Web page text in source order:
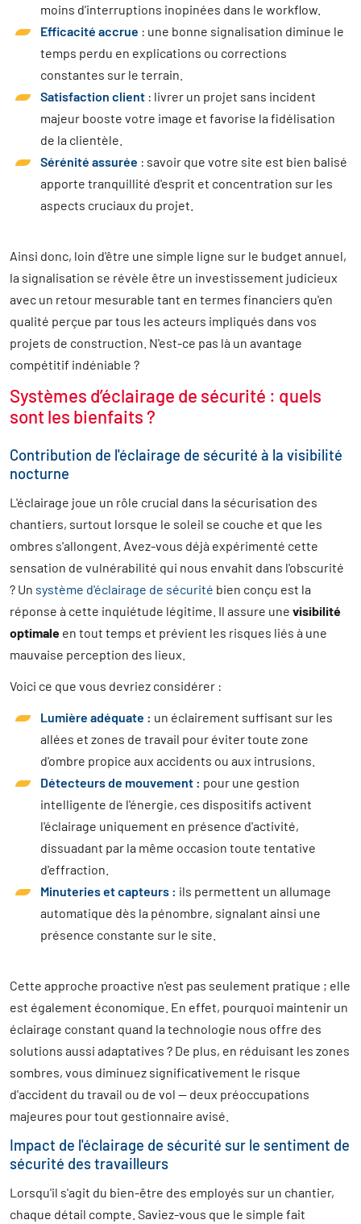
moins d'interruptions inopinées dans le workflow.
Efficacité accrue : une bonne signalisation diminue le
temps perdu en explications ou corrections
constantes sur le terrain.
Satisfaction client : livrer un projet sans incident
majeur booste votre image et favorise la fidélisation
de la clientèle.
Sérénité assurée : savoir que votre site est bien balisé
apporte tranquillité d'esprit et concentration sur les
aspects cruciaux du projet.
Ainsi donc, loin d'être une simple ligne sur le budget annuel,
la signalisation se révèle être un investissement judicieux
avec un retour mesurable tant en termes financiers qu'en
qualité perçue par tous les acteurs impliqués dans vos
projets de construction. N'est-ce pas là un avantage
compétitif indéniable ?
Systèmes d’éclairage de sécurité : quels
sont les bienfaits ?
Contribution de l'éclairage de sécurité à la visibilité
nocturne
L'éclairage joue un rôle crucial dans la sécurisation des
chantiers, surtout lorsque le soleil se couche et que les
ombres s'allongent. Avez-vous déjà expérimenté cette
sensation de vulnérabilité qui nous envahit dans l'obscurité
? Un système d'éclairage de sécurité bien conçu est la
réponse à cette inquiétude légitime. Il assure une visibilité
optimale en tout temps et prévient les risques liés à une
mauvaise perception des lieux.
Voici ce que vous devriez considérer :
Lumière adéquate : un éclairement suffisant sur les
allées et zones de travail pour éviter toute zone
d'ombre propice aux accidents ou aux intrusions.
Détecteurs de mouvement : pour une gestion
intelligente de l'énergie, ces dispositifs activent
l'éclairage uniquement en présence d'activité,
dissuadant par la même occasion toute tentative
d'effraction.
Minuteries et capteurs : ils permettent un allumage
automatique dès la pénombre, signalant ainsi une
présence constante sur le site.
Cette approche proactive n'est pas seulement pratique ; elle
est également économique. En effet, pourquoi maintenir un
éclairage constant quand la technologie nous offre des
solutions aussi adaptatives ? De plus, en réduisant les zones
sombres, vous diminuez significativement le risque
d'accident du travail ou de vol — deux préoccupations
majeures pour tout gestionnaire avisé.
Impact de l'éclairage de sécurité sur le sentiment de
sécurité des travailleurs
Lorsqu'il s'agit du bien-être des employés sur un chantier,
chaque détail compte. Saviez-vous que le simple fait